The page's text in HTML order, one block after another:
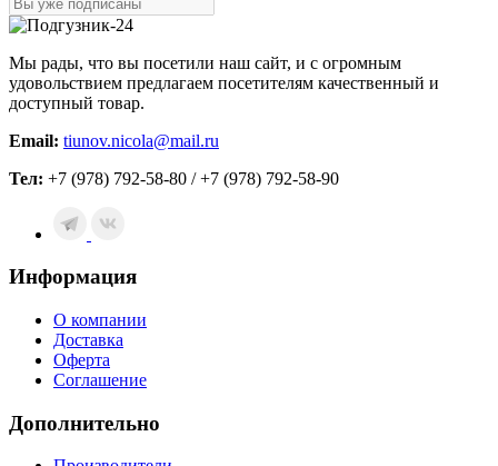
Мы рады, что вы посетили наш сайт, и с огромным
удовольствием предлагаем посетителям качественный и
доступный товар.
Email: tiunov.nicola@mail.ru
Тел: +7 (978) 792-58-80 / +7 (978) 792-58-90
Информация
О компании
Доставка
Оферта
Соглашение
Дополнительно